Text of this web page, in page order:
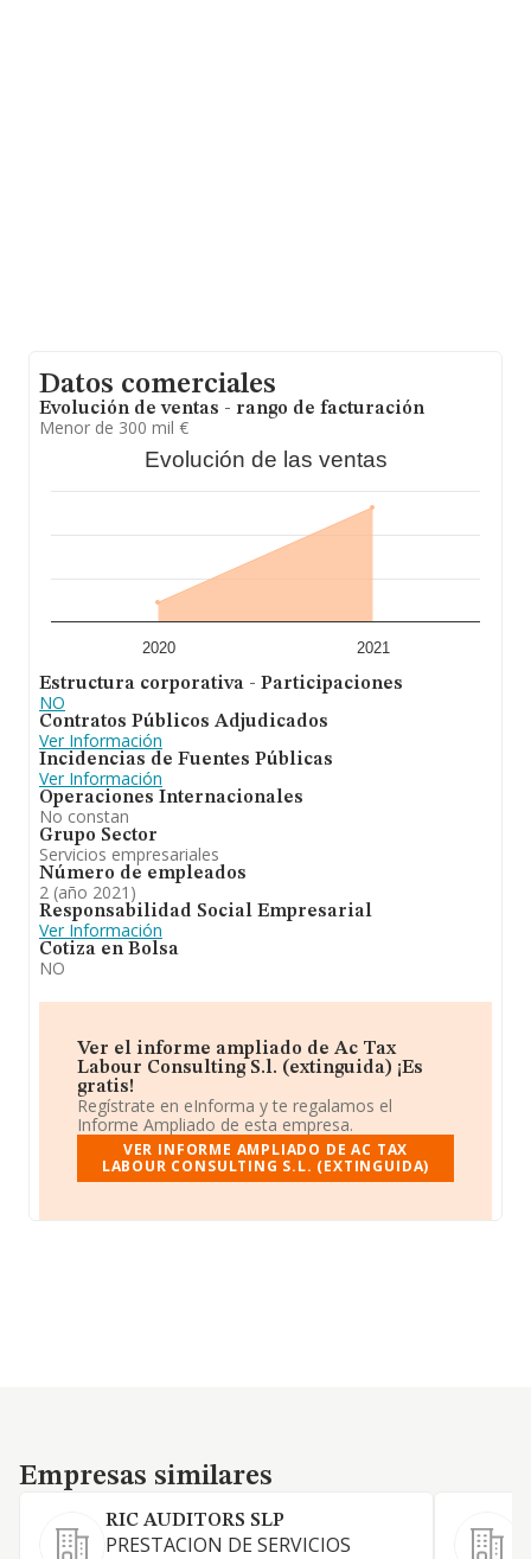
Datos comerciales
Evolución de ventas - rango de facturación
Menor de 300 mil €
Evolución de las ventas
2020 2021
Estructura corporativa - Participaciones
NO
Contratos Públicos Adjudicados
Ver Información
Incidencias de Fuentes Públicas
Ver Información
Operaciones Internacionales
No constan
Grupo Sector
Servicios empresariales
Número de empleados
2 (año 2021)
Responsabilidad Social Empresarial
Ver Información
Cotiza en Bolsa
NO
Ver el informe ampliado de Ac Tax
Labour Consulting S.l. (extinguida) ¡Es
gratis!
Regístrate en eInforma y te regalamos el
Informe Ampliado de esta empresa.
VER INFORME AMPLIADO DE AC TAX
LABOUR CONSULTING S.L. (EXTINGUIDA)
Empresas similares
Empresas similares
RIC AUDITORS SLP
PRESTACION DE SERVICIOS